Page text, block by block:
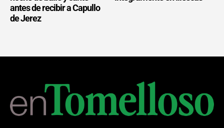
antes de recibir a Capullo
de Jerez